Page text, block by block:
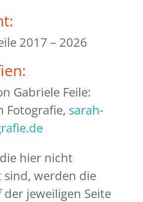
2017 – 2026
Gabriele Feile:
Fotografie, sarah-
hier nicht
werden die
der jeweiligen Seite